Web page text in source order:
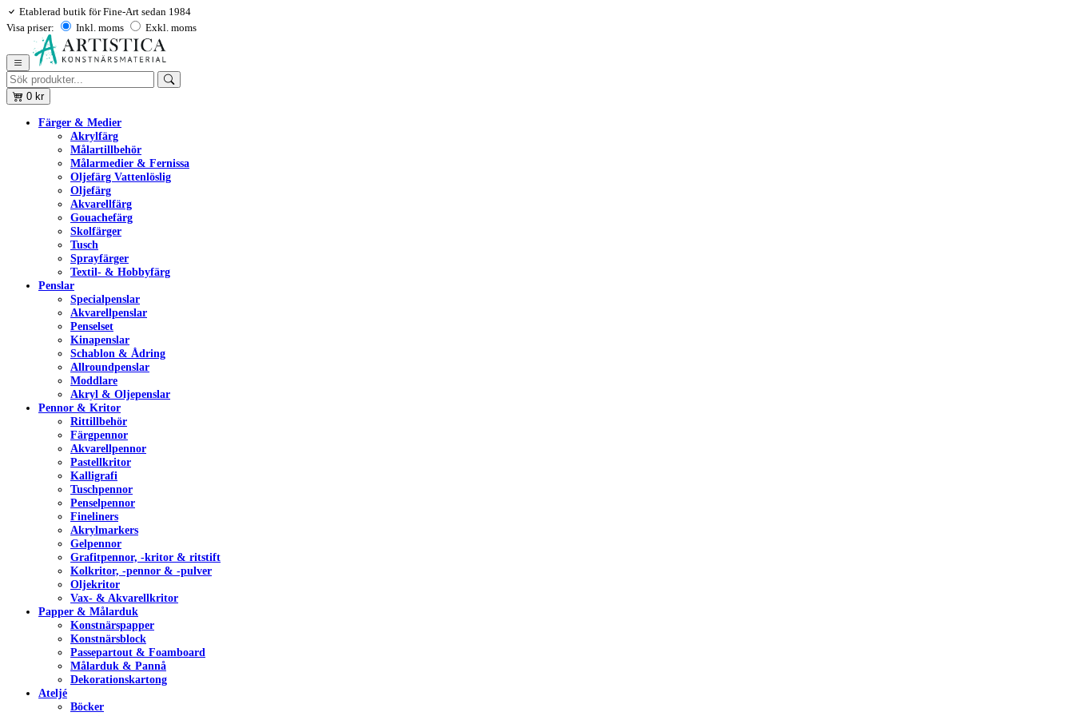
Etablerad butik för Fine-Art sedan 1984
Visa priser:
Inkl. moms Exkl. moms
0 kr
Färger & Medier
Akrylfärg
Målartillbehör
Målarmedier & Fernissa
Oljefärg Vattenlöslig
Oljefärg
Akvarellfärg
Gouachefärg
Skolfärger
Tusch
Sprayfärger
Textil- & Hobbyfärg
Penslar
Specialpenslar
Akvarellpenslar
Penselset
Kinapenslar
Schablon & Ådring
Allroundpenslar
Moddlare
Akryl & Oljepenslar
Pennor & Kritor
Rittillbehör
Färgpennor
Akvarellpennor
Pastellkritor
Kalligrafi
Tuschpennor
Penselpennor
Fineliners
Akrylmarkers
Gelpennor
Grafitpennor, -kritor & ritstift
Kolkritor, -pennor & -pulver
Oljekritor
Vax- & Akvarellkritor
Papper & Målarduk
Konstnärspapper
Konstnärsblock
Passepartout & Foamboard
Målarduk & Pannå
Dekorationskartong
Ateljé
Böcker